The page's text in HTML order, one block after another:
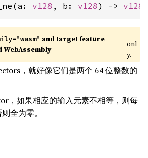
v128 , b: v128) -> v128
and target feature
WebAssembly
onl
y.
，就好像它们是两个 64 位整数的
，如果相应的输入元素不相等，则每
全为零。